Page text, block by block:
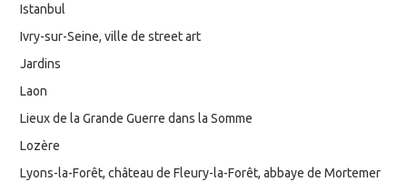
Istanbul
Ivry-sur-Seine, ville de street art
Jardins
Laon
Lieux de la Grande Guerre dans la Somme
Lozère
Lyons-la-Forêt, château de Fleury-la-Forêt, abbaye de Mortemer